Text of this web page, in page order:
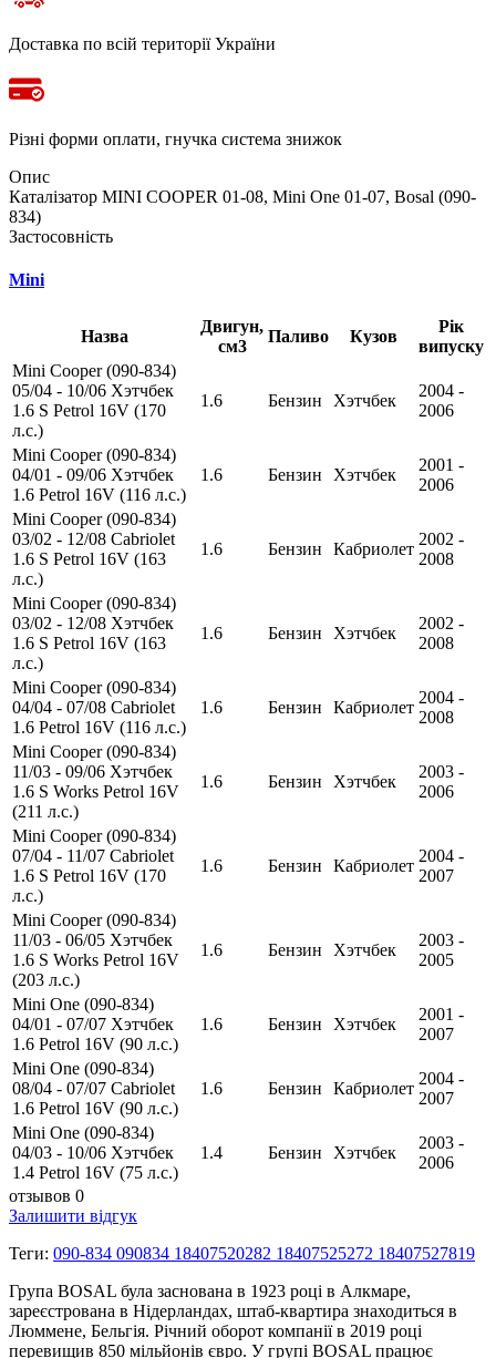
Доставка по всій території України
Різні форми оплати, гнучка система знижок
Опис
Каталізатор MINI COOPER 01-08, Mini One 01-07, Bosal (090-
834)
Застосовність
Mini
Назва
Двигун,
см3
Паливо Кузов
Рік
випуску
Mini Cooper (090-834)
05/04 - 10/06 Хэтчбек
1.6 S Petrol 16V (170
л.с.)
1.6 Бензин Хэтчбек
2004 -
2006
Mini Cooper (090-834)
04/01 - 09/06 Хэтчбек
1.6 Petrol 16V (116 л.с.)
1.6 Бензин Хэтчбек
2001 -
2006
Mini Cooper (090-834)
03/02 - 12/08 Cabriolet
1.6 S Petrol 16V (163
л.с.)
1.6 Бензин Кабриолет
2002 -
2008
Mini Cooper (090-834)
03/02 - 12/08 Хэтчбек
1.6 S Petrol 16V (163
л.с.)
1.6 Бензин Хэтчбек
2002 -
2008
Mini Cooper (090-834)
04/04 - 07/08 Cabriolet
1.6 Petrol 16V (116 л.с.)
1.6 Бензин Кабриолет
2004 -
2008
Mini Cooper (090-834)
11/03 - 09/06 Хэтчбек
1.6 S Works Petrol 16V
(211 л.с.)
1.6 Бензин Хэтчбек
2003 -
2006
Mini Cooper (090-834)
07/04 - 11/07 Cabriolet
1.6 S Petrol 16V (170
л.с.)
1.6 Бензин Кабриолет
2004 -
2007
Mini Cooper (090-834)
11/03 - 06/05 Хэтчбек
1.6 S Works Petrol 16V
(203 л.с.)
1.6 Бензин Хэтчбек
2003 -
2005
Mini One (090-834)
04/01 - 07/07 Хэтчбек
1.6 Petrol 16V (90 л.с.)
1.6 Бензин Хэтчбек
2001 -
2007
Mini One (090-834)
08/04 - 07/07 Cabriolet
1.6 Petrol 16V (90 л.с.)
1.6 Бензин Кабриолет
2004 -
2007
Mini One (090-834)
04/03 - 10/06 Хэтчбек
1.4 Petrol 16V (75 л.с.)
1.4 Бензин Хэтчбек
2003 -
2006
отзывов 0
Залишити відгук
Теги: 090-834 090834 18407520282 18407525272 18407527819
Група BOSAL була заснована в 1923 році в Алкмаре,
зареєстрована в Нідерландах, штаб-квартира знаходиться в
Люммене, Бельгія. Річний оборот компанії в 2019 році
перевищив 850 мільйонів євро. У групі BOSAL працює